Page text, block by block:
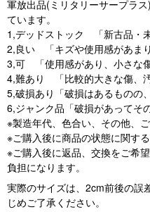
軍放出品(ミリタリーサープラ
ています。
1,デッドストック 「新古品・
2,良い 「キズや使用感があま
3,可 「使用感があり、小さな
4,難あり 「比較的大きな傷、
5,破損あり「破損はあるものの
6,ジャンク品「破損があってそ
※製造年代、色合い、その他、ご
※ご購入後に商品の状態に関す
※ご購入後に返品、交換をご希
負担になります。
実際のサイズは、2cm前後の誤
じめご了承ください。